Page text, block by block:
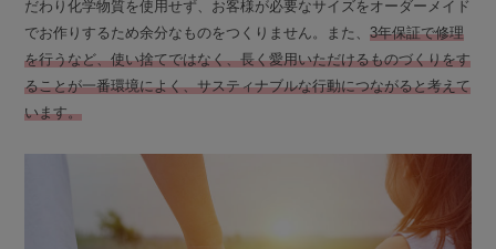
だわり化学物質を使用せず、お客様が必要なサイズをオーダーメイド
でお作りするため余分なものをつくりません。また、3年保証で修理
を行うなど、使い捨てではなく、長く愛用いただけるものづくりをす
ることが一番環境によく、サスティナブルな行動につながると考えて
います。